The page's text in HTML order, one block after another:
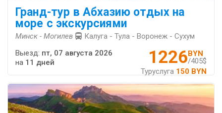
Гранд-тур в Абхазию отдых на
море с экскурсиями
Минск - Могилев Калуга - Тула - Воронеж - Сухум
1226BYN
/405$
Туруслуга 150 BYN
Выезд: пт, 07 августа 2026
на 11 дней